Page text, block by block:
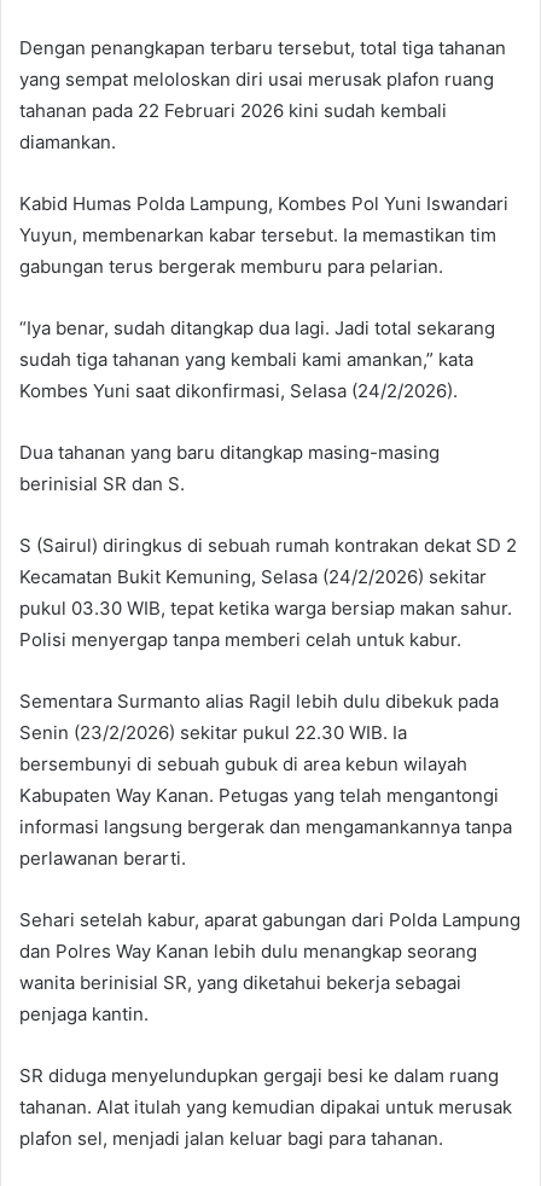
Dengan penangkapan terbaru tersebut, total tiga tahanan
yang sempat meloloskan diri usai merusak plafon ruang
tahanan pada 22 Februari 2026 kini sudah kembali
diamankan.
Kabid Humas Polda Lampung, Kombes Pol Yuni Iswandari
Yuyun, membenarkan kabar tersebut. Ia memastikan tim
gabungan terus bergerak memburu para pelarian.
“Iya benar, sudah ditangkap dua lagi. Jadi total sekarang
sudah tiga tahanan yang kembali kami amankan,” kata
Kombes Yuni saat dikonfirmasi, Selasa (24/2/2026).
Dua tahanan yang baru ditangkap masing-masing
berinisial SR dan S.
S (Sairul) diringkus di sebuah rumah kontrakan dekat SD 2
Kecamatan Bukit Kemuning, Selasa (24/2/2026) sekitar
pukul 03.30 WIB, tepat ketika warga bersiap makan sahur.
Polisi menyergap tanpa memberi celah untuk kabur.
Sementara Surmanto alias Ragil lebih dulu dibekuk pada
Senin (23/2/2026) sekitar pukul 22.30 WIB. Ia
bersembunyi di sebuah gubuk di area kebun wilayah
Kabupaten Way Kanan. Petugas yang telah mengantongi
informasi langsung bergerak dan mengamankannya tanpa
perlawanan berarti.
Sehari setelah kabur, aparat gabungan dari Polda Lampung
dan Polres Way Kanan lebih dulu menangkap seorang
wanita berinisial SR, yang diketahui bekerja sebagai
penjaga kantin.
SR diduga menyelundupkan gergaji besi ke dalam ruang
tahanan. Alat itulah yang kemudian dipakai untuk merusak
plafon sel, menjadi jalan keluar bagi para tahanan.